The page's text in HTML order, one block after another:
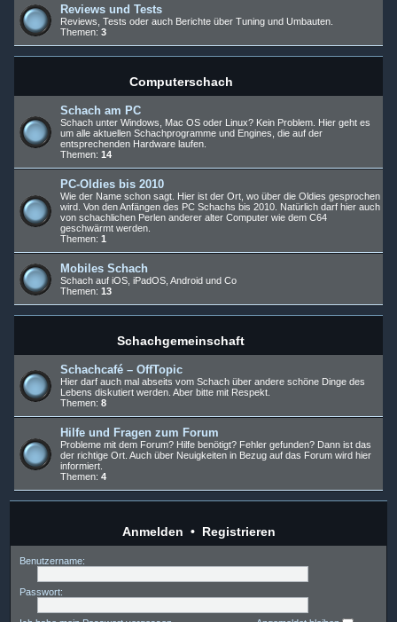
Reviews und Tests
Reviews, Tests oder auch Berichte über Tuning und Umbauten.
Themen: 3
Computerschach
Schach am PC
Schach unter Windows, Mac OS oder Linux? Kein Problem. Hier geht es
um alle aktuellen Schachprogramme und Engines, die auf der
entsprechenden Hardware laufen.
Themen: 14
PC-Oldies bis 2010
Wie der Name schon sagt. Hier ist der Ort, wo über die Oldies gesprochen
wird. Von den Anfängen des PC Schachs bis 2010. Natürlich darf hier auch
von schachlichen Perlen anderer alter Computer wie dem C64
geschwärmt werden.
Themen: 1
Mobiles Schach
Schach auf iOS, iPadOS, Android und Co
Themen: 13
Schachgemeinschaft
Schachcafé – OffTopic
Hier darf auch mal abseits vom Schach über andere schöne Dinge des
Lebens diskutiert werden. Aber bitte mit Respekt.
Themen: 8
Hilfe und Fragen zum Forum
Probleme mit dem Forum? Hilfe benötigt? Fehler gefunden? Dann ist das
der richtige Ort. Auch über Neuigkeiten in Bezug auf das Forum wird hier
informiert.
Themen: 4
Anmelden • Registrieren
Benutzername:
Passwort: